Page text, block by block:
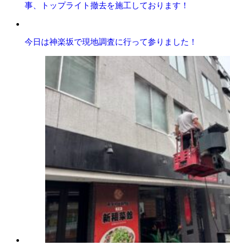
事、トップライト撤去を施工しております！
今日は神楽坂で現地調査に行って参りました！